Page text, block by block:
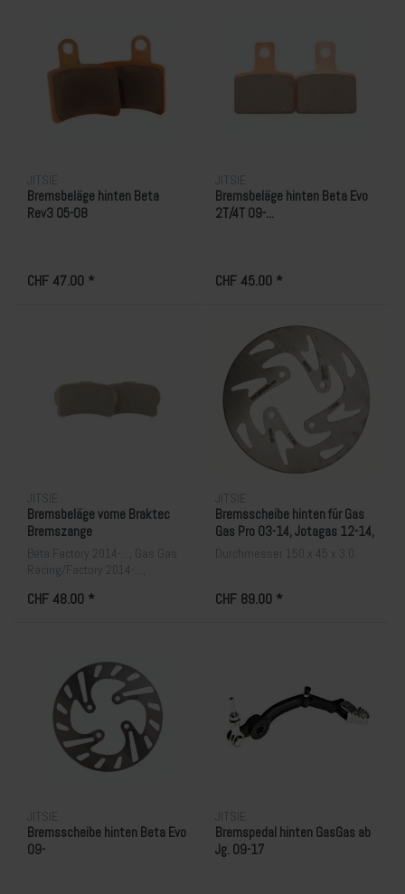
JITSIE
Bremsbeläge hinten Beta
Rev3 05-08
CHF 47.00 *
JITSIE
Bremsbeläge hinten Beta Evo
2T/4T 09-...
CHF 45.00 *
JITSIE
Bremsbeläge vorne Braktec
Bremszange
Beta Factory 2014-..., Gas Gas
Racing/Factory 2014-...,
2014-..., Sherco Factory 2014-...
CHF 48.00 *
JITSIE
Bremsscheibe hinten für Gas
Gas Pro 03-14, Jotagas 12-14,
Sherco 02-14
Durchmesser 150 x 45 x 3.0
CHF 89.00 *
JITSIE
Bremsscheibe hinten Beta Evo
09-
JITSIE
Bremspedal hinten GasGas ab
Jg. 09-17